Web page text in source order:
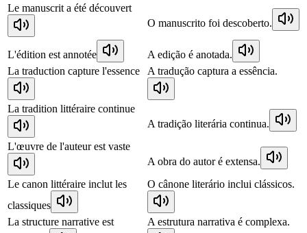
Le manuscrit a été découvert
O manuscrito foi descoberto.
L'édition est annotée
A edição é anotada.
La traduction capture l'essence
A tradução captura a essência.
La tradition littéraire continue
A tradição literária continua.
L'œuvre de l'auteur est vaste
A obra do autor é extensa.
Le canon littéraire inclut les
classiques
O cânone literário inclui clássicos.
La structure narrative est
A estrutura narrativa é complexa.